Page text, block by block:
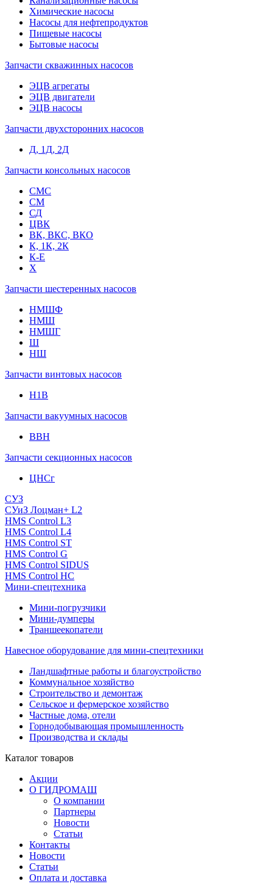
Химические насосы
Насосы для нефтепродуктов
Пищевые насосы
Бытовые насосы
Запчасти скважинных насосов
ЭЦВ агрегаты
ЭЦВ двигатели
ЭЦВ насосы
Запчасти двухсторонних насосов
Д, 1Д, 2Д
Запчасти консольных насосов
СМС
СМ
СД
ЦВК
ВК, ВКС, ВКО
К, 1К, 2К
К-Е
Х
Запчасти шестеренных насосов
НМШФ
НМШ
НМШГ
Ш
НШ
Запчасти винтовых насосов
Н1В
Запчасти вакуумных насосов
ВВН
Запчасти секционных насосов
ЦНСг
СУЗ
СУиЗ Лоцман+ L2
HMS Control L3
HMS Control L4
HMS Control ST
HMS Control G
HMS Control SIDUS
HMS Control HC
Мини-спецтехника
Мини-погрузчики
Мини-думперы
Траншеекопатели
Навесное оборудование для мини-спецтехники
Ландшафтные работы и благоустройство
Коммунальное хозяйство
Строительство и демонтаж
Сельское и фермерское хозяйство
Частные дома, отели
Горнодобывающая промышленность
Производства и склады
Каталог товаров
Акции
О ГИДРОМАШ
О компании
Партнеры
Новости
Статьи
Контакты
Новости
Статьи
Оплата и доставка